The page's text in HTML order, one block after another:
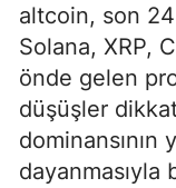
altcoin, son 24
Solana, XRP,
önde gelen
düşüşler
dayanmasıyla